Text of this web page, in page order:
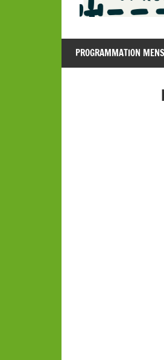
Les
Hauts
Associatif
à
Villefranche-
PROGRAMMATION